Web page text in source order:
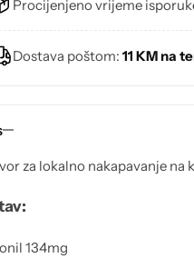
Procijenjeno vrijeme
Dostava poštom: 11 KM na
za lokalno nakapavanje na
134mg